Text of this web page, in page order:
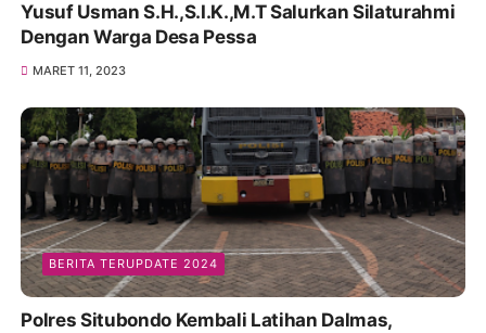
Yusuf Usman S.H.,S.I.K.,M.T Salurkan Silaturahmi
Dengan Warga Desa Pessa
MARET 11, 2023
BERITA TERUPDATE 2024
Polres Situbondo Kembali Latihan Dalmas,